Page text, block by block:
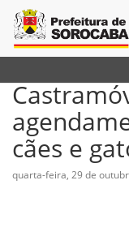
cães e
quarta-feira, 29 de